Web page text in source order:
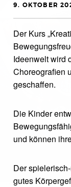
9. OKTOBER
Der Kurs
Ideenwelt wird
Choreografien
geschaffen.
Die Kinder
und können
Der
gutes